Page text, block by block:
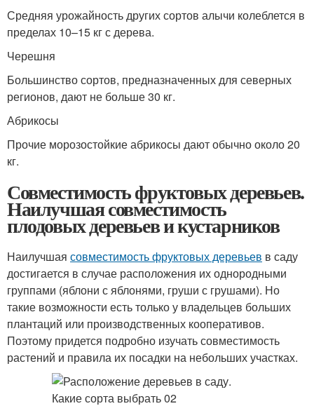
Средняя урожайность других сортов алычи колеблется в
пределах 10–15 кг с дерева.
Черешня
Большинство сортов, предназначенных для северных
регионов, дают не больше 30 кг.
Абрикосы
Прочие морозостойкие абрикосы дают обычно около 20
кг.
Совместимость фруктовых деревьев.
Наилучшая совместимость
плодовых деревьев и кустарников
Наилучшая совместимость фруктовых деревьев в саду
достигается в случае расположения их однородными
группами (яблони с яблонями, груши с грушами). Но
такие возможности есть только у владельцев больших
плантаций или производственных кооперативов.
Поэтому придется подробно изучать совместимость
растений и правила их посадки на небольших участках.